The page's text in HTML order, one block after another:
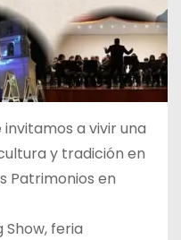
a vivir una
y tradición en
Patrimonios en
Show, feria